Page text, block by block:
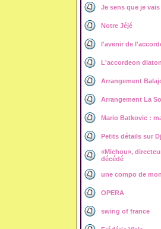
Je sens que je
Notre Jéjé
l'avenir de
L'accordeon
Arrangement
Arrangement La
Mario Batkovic :
Petits détails sur
«Michou»,
décédé
une compo de
OPERA
swing of france